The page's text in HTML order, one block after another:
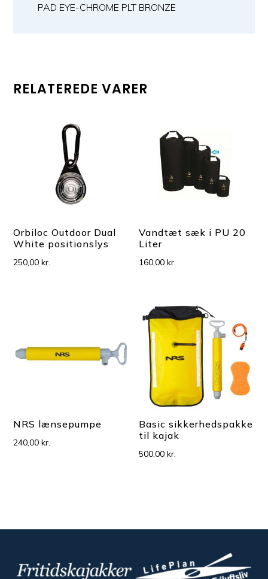
PAD EYE-CHROME PLT BRONZE
RELATEREDE VARER
Orbiloc Outdoor Dual
White positionslys
250,00kr.
Vandtæt sæk i PU 20
Liter
160,00kr.
NRS lænsepumpe
240,00kr.
Basic sikkerhedspakke
til kajak
500,00kr.